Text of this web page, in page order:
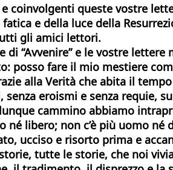
coinvolgenti queste vostre
e della luce della
gli amici lettori.
di “Avvenire” e le vostre
posso fare il mio mestiere
alla Verità che abita il
eroismi e senza requie,
cammino abbiamo
né libero; non c’è più uomo
ucciso e risorto prima e
tutte le storie, che noi